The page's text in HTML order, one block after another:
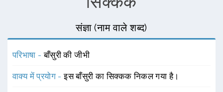
संज्ञा (नाम वाले शब्द)
परिभाषा -बाँसुरी की जीभी
वाक्य में प्रयोग -इस बाँसुरी का सिक्कक निकल गया है।